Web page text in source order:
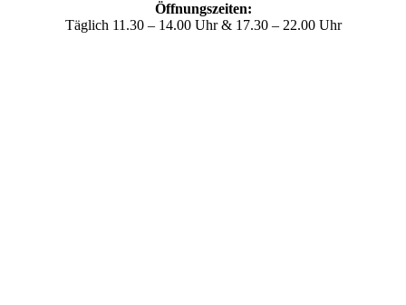
Öffnungszeiten:
Täglich 11.30 – 14.00 Uhr & 17.30 – 22.00 Uhr